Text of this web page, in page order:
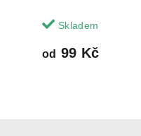
Skladem
od 99 Kč